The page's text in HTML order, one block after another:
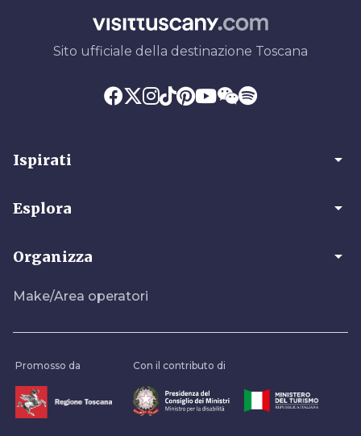
Sito ufficiale della destinazione Toscana
Ispirati arrow_drop_down
Esplora arrow_drop_down
Organizza arrow_drop_down
Make/Area operatori
Promosso da Con il contributo di